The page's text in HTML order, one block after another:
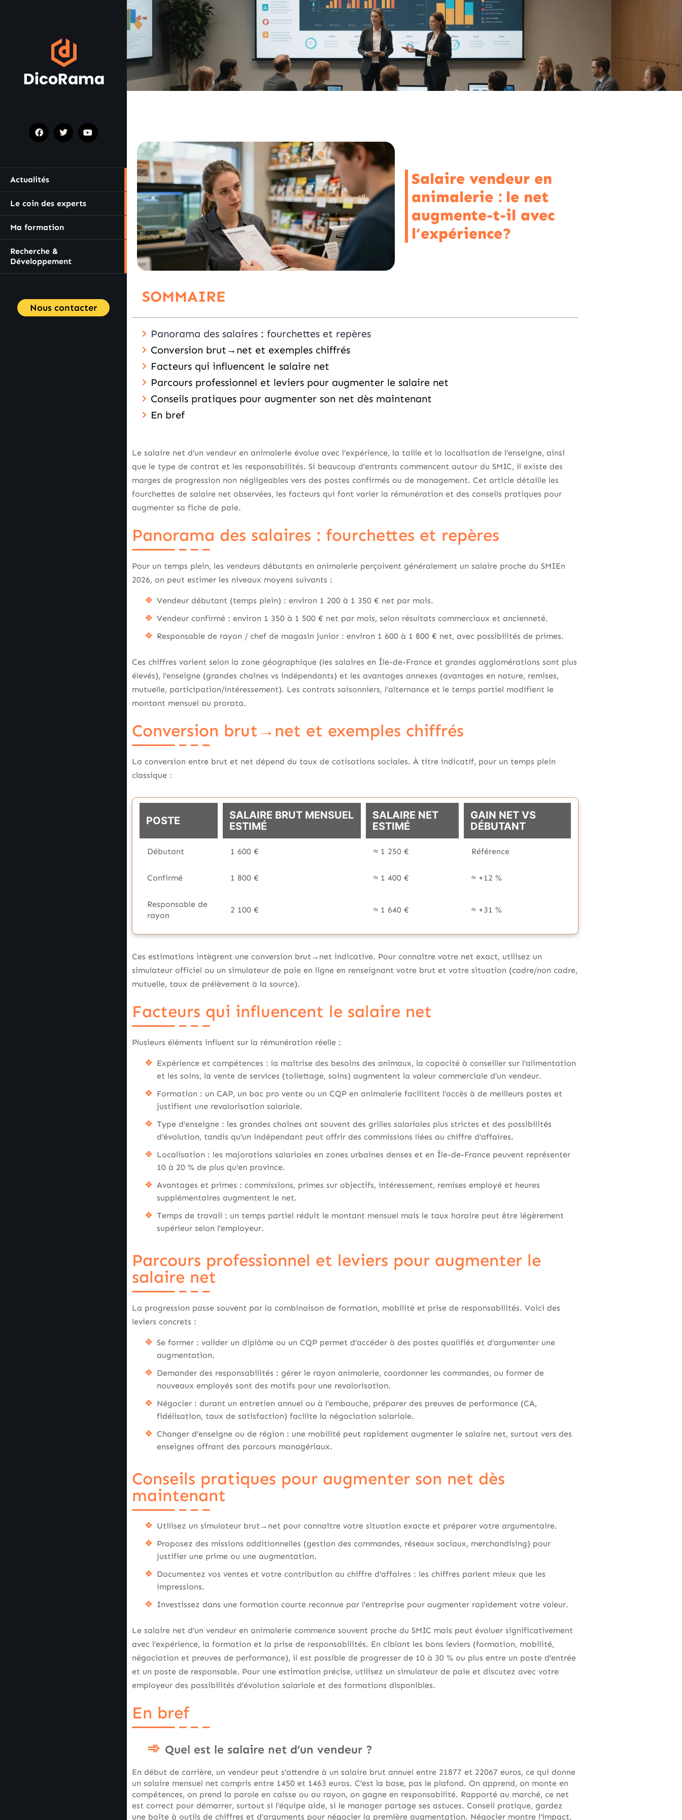
Actualités
Le coin des experts
Ma formation
Recherche &
Développement
Nous contacter
Salaire vendeur en
animalerie : le net
augmente-t-il avec
l’expérience?
SOMMAIRE
Panorama des salaires : fourchettes et repères
Conversion brut→net et exemples chiffrés
Facteurs qui influencent le salaire net
Parcours professionnel et leviers pour augmenter le salaire net
Conseils pratiques pour augmenter son net dès maintenant
En bref
Le salaire net d’un vendeur en animalerie évolue avec l’expérience, la taille et la localisation de l’enseigne, ainsi
que le type de contrat et les responsabilités. Si beaucoup d’entrants commencent autour du SMIC, il existe des
marges de progression non négligeables vers des postes confirmés ou de management. Cet article détaille les
fourchettes de salaire net observées, les facteurs qui font varier la rémunération et des conseils pratiques pour
augmenter sa fiche de paie.
Panorama des salaires : fourchettes et repères
Pour un temps plein, les vendeurs débutants en animalerie perçoivent généralement un salaire proche du SMIEn
2026, on peut estimer les niveaux moyens suivants :
Vendeur débutant (temps plein) : environ 1 200 à 1 350 € net par mois.
Vendeur confirmé : environ 1 350 à 1 500 € net par mois, selon résultats commerciaux et ancienneté.
Responsable de rayon / chef de magasin junior : environ 1 600 à 1 800 € net, avec possibilités de primes.
Ces chiffres varient selon la zone géographique (les salaires en Île-de-France et grandes agglomérations sont plus
élevés), l’enseigne (grandes chaînes vs indépendants) et les avantages annexes (avantages en nature, remises,
mutuelle, participation/intéressement). Les contrats saisonniers, l’alternance et le temps partiel modifient le
montant mensuel au prorata.
Conversion brut→net et exemples chiffrés
La conversion entre brut et net dépend du taux de cotisations sociales. À titre indicatif, pour un temps plein
classique :
POSTE
SALAIRE BRUT MENSUEL
ESTIMÉ
SALAIRE NET
ESTIMÉ
GAIN NET VS
DÉBUTANT
Débutant 1 600 € ≈ 1 250 € Référence
Confirmé 1 800 € ≈ 1 400 € ≈ +12 %
Responsable de
rayon
2 100 € ≈ 1 640 € ≈ +31 %
Ces estimations intègrent une conversion brut→net indicative. Pour connaître votre net exact, utilisez un
simulateur officiel ou un simulateur de paie en ligne en renseignant votre brut et votre situation (cadre/non cadre,
mutuelle, taux de prélèvement à la source).
Facteurs qui influencent le salaire net
Plusieurs éléments influent sur la rémunération réelle :
Expérience et compétences : la maîtrise des besoins des animaux, la capacité à conseiller sur l’alimentation
et les soins, la vente de services (toilettage, soins) augmentent la valeur commerciale d’un vendeur.
Formation : un CAP, un bac pro vente ou un CQP en animalerie facilitent l’accès à de meilleurs postes et
justifient une revalorisation salariale.
Type d’enseigne : les grandes chaînes ont souvent des grilles salariales plus strictes et des possibilités
d’évolution, tandis qu’un indépendant peut offrir des commissions liées au chiffre d’affaires.
Localisation : les majorations salariales en zones urbaines denses et en Île-de-France peuvent représenter
10 à 20 % de plus qu’en province.
Avantages et primes : commissions, primes sur objectifs, intéressement, remises employé et heures
supplémentaires augmentent le net.
Temps de travail : un temps partiel réduit le montant mensuel mais le taux horaire peut être légèrement
supérieur selon l’employeur.
Parcours professionnel et leviers pour augmenter le
salaire net
La progression passe souvent par la combinaison de formation, mobilité et prise de responsabilités. Voici des
leviers concrets :
Se former : valider un diplôme ou un CQP permet d’accéder à des postes qualifiés et d’argumenter une
augmentation.
Demander des responsabilités : gérer le rayon animalerie, coordonner les commandes, ou former de
nouveaux employés sont des motifs pour une revalorisation.
Négocier : durant un entretien annuel ou à l’embauche, préparer des preuves de performance (CA,
fidélisation, taux de satisfaction) facilite la négociation salariale.
Changer d’enseigne ou de région : une mobilité peut rapidement augmenter le salaire net, surtout vers des
enseignes offrant des parcours managériaux.
Conseils pratiques pour augmenter son net dès
maintenant
Utilisez un simulateur brut→net pour connaître votre situation exacte et préparer votre argumentaire.
Proposez des missions additionnelles (gestion des commandes, réseaux sociaux, merchandising) pour
justifier une prime ou une augmentation.
Documentez vos ventes et votre contribution au chiffre d’affaires : les chiffres parlent mieux que les
impressions.
Investissez dans une formation courte reconnue par l’entreprise pour augmenter rapidement votre valeur.
Le salaire net d’un vendeur en animalerie commence souvent proche du SMIC mais peut évoluer significativement
avec l’expérience, la formation et la prise de responsabilités. En ciblant les bons leviers (formation, mobilité,
négociation et preuves de performance), il est possible de progresser de 10 à 30 % ou plus entre un poste d’entrée
et un poste de responsable. Pour une estimation précise, utilisez un simulateur de paie et discutez avec votre
employeur des possibilités d’évolution salariale et des formations disponibles.
En bref
Quel est le salaire net d’un vendeur ?
En début de carrière, un vendeur peut s’attendre à un salaire brut annuel entre 21877 et 22067 euros, ce qui donne
un salaire mensuel net compris entre 1450 et 1463 euros. C’est la base, pas le plafond. On apprend, on monte en
compétences, on prend la parole en caisse ou au rayon, on gagne en responsabilité. Rapporté au marché, ce net
est correct pour démarrer, surtout si l’équipe aide, si le manager partage ses astuces. Conseil pratique, gardez
une boîte à outils de chiffres et d’arguments pour négocier la première augmentation. Négocier montre l’impact,